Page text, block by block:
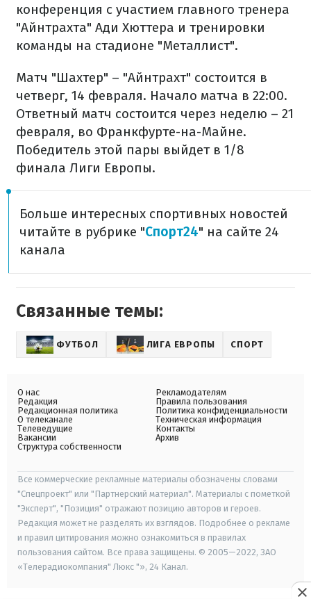
конференция с участием главного тренера
"Айнтрахта" Ади Хюттера и тренировки
команды на стадионе "Металлист".
Матч "Шахтер" – "Айнтрахт" состоится в
четверг, 14 февраля. Начало матча в 22:00.
Ответный матч состоится через неделю – 21
февраля, во Франкфурте-на-Майне.
Победитель этой пары выйдет в 1/8
финала Лиги Европы.
Больше интересных спортивных новостей
читайте в рубрике "Спорт24" на сайте 24
канала
Связанные темы:
ФУТБОЛ ЛИГА ЕВРОПЫ СПОРТ
О нас
Редакция
Редакционная политика
О телеканале
Телеведущие
Вакансии
Структура собственности
Рекламодателям
Правила пользования
Политика конфиденциальности
Техническая информация
Контакты
Архив
Все коммерческие рекламные материалы обозначены словами
"Спецпроект" или "Партнерский материал". Материалы с пометкой
"Эксперт", "Позиция" отражают позицию авторов и героев.
Редакция может не разделять их взглядов. Подробнее о рекламе
и правил цитирования можно ознакомиться в правилах
пользования сайтом. Все права защищены. © 2005—2022, ЗАО
«Телерадиокомпания" Люкс "», 24 Канал.